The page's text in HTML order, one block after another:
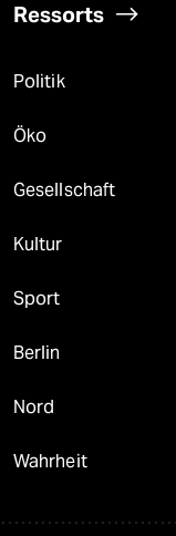
Ressorts
Politik
Öko
Gesellschaft
Kultur
Sport
Berlin
Nord
Wahrheit